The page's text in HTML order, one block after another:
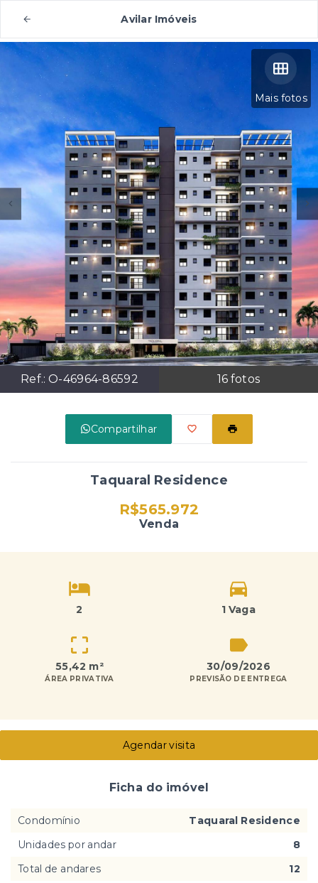
Avilar Imóveis
Mais fotos
Ref.:O-46964-86592 16 fotos
Compartilhar
Taquaral Residence
R$565.972
Venda
2 1 Vaga
55,42 m²
ÁREA PRIVATIVA
30/09/2026
PREVISÃO DE ENTREGA
Agendar visita
Ficha do imóvel
Condomínio
Taquaral Residence
Unidades por andar
8
Total de andares
12